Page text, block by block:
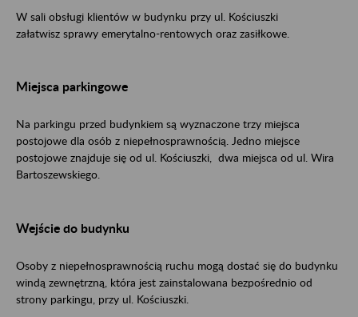
W sali obsługi klientów w budynku przy ul. Kościuszki
załatwisz sprawy emerytalno-rentowych oraz zasiłkowe.
Miejsca parkingowe
Na parkingu przed budynkiem są wyznaczone trzy miejsca
postojowe dla osób z niepełnosprawnością. Jedno miejsce
postojowe znajduje się od ul. Kościuszki, dwa miejsca od ul. Wira
Bartoszewskiego.
Wejście do budynku
Osoby z niepełnosprawnością ruchu mogą dostać się do budynku
windą zewnętrzną, która jest zainstalowana bezpośrednio od
strony parkingu, przy ul. Kościuszki.